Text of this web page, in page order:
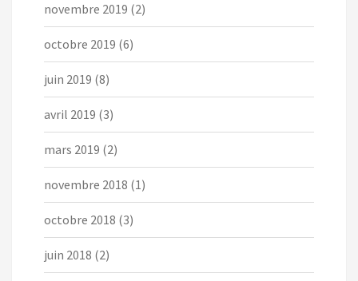
novembre 2019 (2)
octobre 2019 (6)
juin 2019 (8)
avril 2019 (3)
mars 2019 (2)
novembre 2018 (1)
octobre 2018 (3)
juin 2018 (2)